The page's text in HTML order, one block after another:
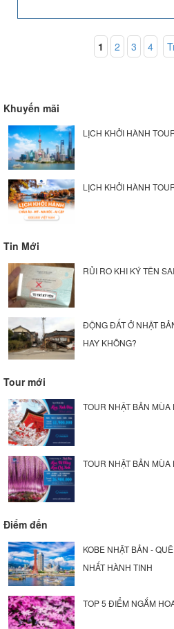
1 2 3 4
Khuyến mãi
LỊCH KHỞI HÀNH
LỊCH KHỞI HÀNH
Tin Mới
RỦI RO KHI KÝ TÊN
ĐỘNG ĐẤT Ở NHẬT
HAY KHÔNG?
Tour mới
TOUR NHẬT BẢN
TOUR NHẬT BẢN
Điểm đến
KOBE NHẬT BẢN -
NHẤT HÀNH TINH
TOP 5 ĐIỂM NGẮM